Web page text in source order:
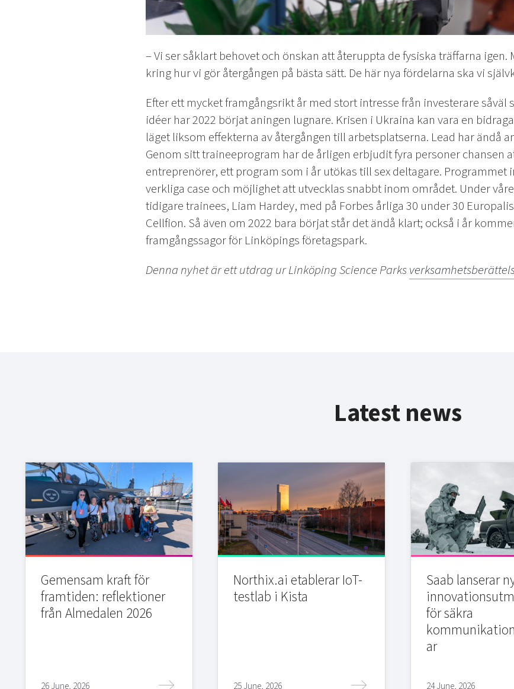
– Vi ser såklart behovet och önskan att återuppta de fysiska träffarna igen.
kring hur vi gör återgången på bästa sätt. De här nya fördelarna ska vi
Efter ett mycket framgångsrikt år med stort intresse från investerare såväl
idéer har 2022 börjat aningen lugnare. Krisen i Ukraina kan vara en
läget liksom effekterna av återgången till arbetsplatserna. Lead har ändå
Genom sitt traineeprogram har de årligen erbjudit fyra personer chansen
entreprenörer, ett program som i år utökas till sex deltagare. Programmet
verkliga case och möjlighet att utvecklas snabbt inom området. Under
tidigare trainees, Liam Hardey, med på Forbes årliga 30 under 30
Cellfion. Så även om 2022 bara börjat står det ändå klart; också i år
framgångssagor för Linköpings företagspark.
Denna nyhet är ett utdrag ur Linköping Science Parks
Latest news
Gemensam kraft för
framtiden: reflektioner
från Almedalen 2026
26 June, 2026
Northix.ai etablerar IoT-
testlab i Kista
25 June, 2026
Saab lanserar
för säkra
ar
24 June, 2026